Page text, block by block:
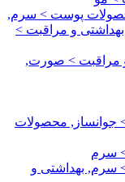
پوست > سرم,
و مراقبت >
و مراقبت > صورت,
جوانساز, محصولات
سرم
سرم, بهداشتی و